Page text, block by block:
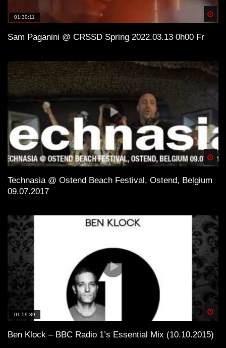
01:30:11
Sam Paganini @ CRSSD Spring 2022.03.13 0h00 Fr
Technasia @ Ostend Beach Festival, Ostend, Belgium
09.07.2017
01:59:39
Ben Klock – BBC Radio 1’s Essential Mix (10.10.2015)